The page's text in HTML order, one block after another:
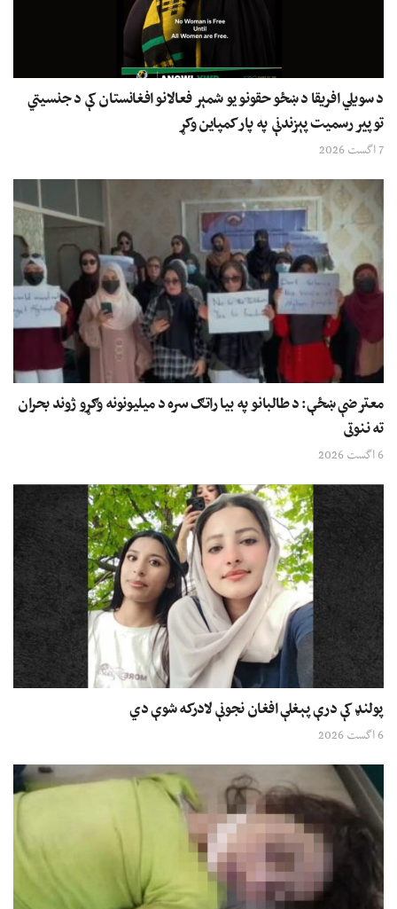
د سویلي افریقا د ښځو حقونو یو شمېر فعالانو افغانستان کې د جنسیتي
توپیر رسمیت پېزندنې په پار کمپاین وکړ
7 اگست 2026
معترضې ښځې: د طالبانو په بیا راتګ سره د میلیونونه وګړو ژوند بحران
ته ننوتی
6 اگست 2026
پولنډ کې درې پېغلې افغان نجونې لادرکه شوې دي
6 اگست 2026